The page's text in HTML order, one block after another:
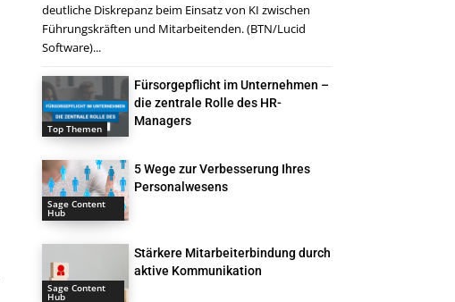
deutliche Diskrepanz beim Einsatz von KI zwischen
Führungskräften und Mitarbeitenden. (BTN/Lucid
Software)...
Top Themen
Fürsorgepflicht im Unternehmen –
die zentrale Rolle des HR-
Managers
Sage Content
Hub
5 Wege zur Verbesserung Ihres
Personalwesens
Sage Content
Hub
Stärkere Mitarbeiterbindung durch
aktive Kommunikation